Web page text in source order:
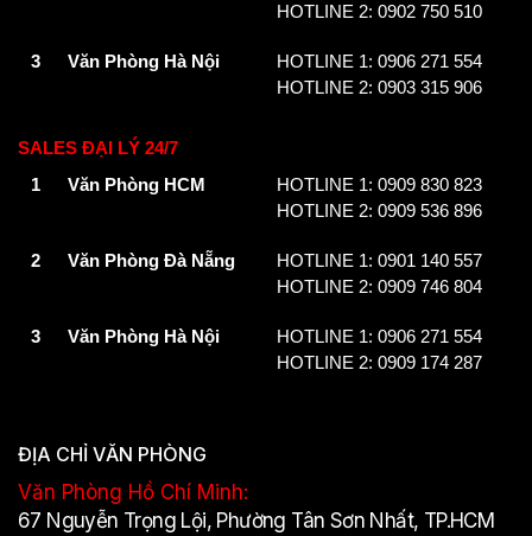
HOTLINE 2: 0902 750 510
3 Văn Phòng Hà Nội
HOTLINE 1: 0906 271 554
HOTLINE 2: 0903 315 906
SALES ĐẠI LÝ 24/7
1
Văn Phòng HCM
HOTLINE 1: 0909 830 823
HOTLINE 2: 0909 536 896
2 Văn Phòng Đà Nẵng
HOTLINE 1: 0901 140 557
HOTLINE 2: 0909 746 804
3 Văn Phòng Hà Nội
HOTLINE 1: 0906 271 554
HOTLINE 2: 0909 174 287
ĐỊA CHỈ VĂN PHÒNG
Văn Phòng Hồ Chí Minh:
67 Nguyễn Trọng Lội, Phường Tân Sơn Nhất, TP.HCM